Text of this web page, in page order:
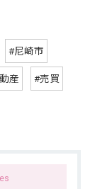
#尼崎市
産 #売買